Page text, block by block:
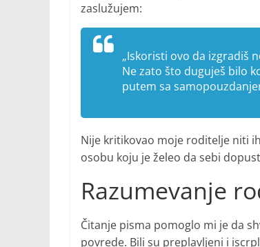
zaslužujem:
„Iskoristi ovo da izgradiš
Ne zato što duguješ bilo
putem sa
Nije kritikovao moje roditelje niti
osobu koju je želeo da sebi
Razumevanje
Čitanje pisma pomoglo mi je da
povrede. Bili su preplavljeni i